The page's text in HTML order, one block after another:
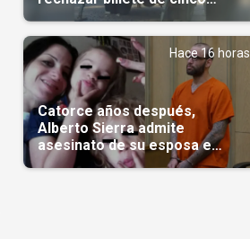
pesos
Hace 16 horas
Catorce años después,
Alberto Sierra admite
asesinato de su esposa e
hijas; crimen que conmocionó